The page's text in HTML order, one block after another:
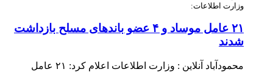
وزارت اطلاعات:
۲۱ عامل موساد و ۴ عضو باند‌های مسلح بازداشت
شدند
محمودآباد آنلاین : وزارت اطلاعات اعلام کرد: ۲۱ عامل